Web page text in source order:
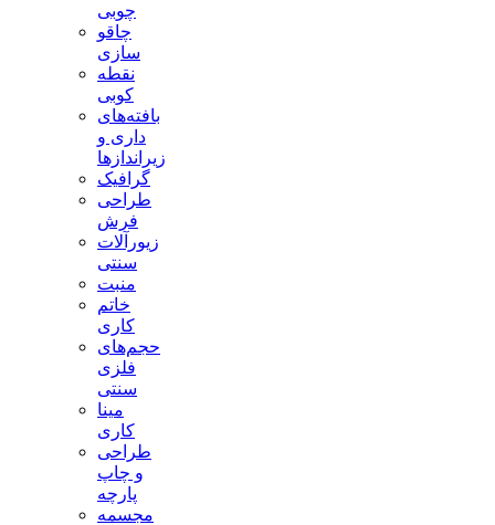
چوبی
چاقو
سازی
نقطه
کوبی
بافته‌های
داری و
زیراندازها
گرافیک
طراحی
فرش
زیورآلات
سنتی
منبت
خاتم
کاری
حجم‌های
فلزی
سنتی
مینا
کاری
طراحی
و چاپ
پارچه
مجسمه